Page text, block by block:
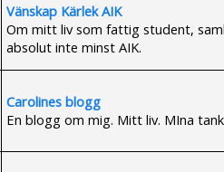
Vänskap Kärlek AIK
Om mitt liv som fattig student,
absolut inte minst AIK.
Carolines blogg
En blogg om mig. Mitt liv. MIna